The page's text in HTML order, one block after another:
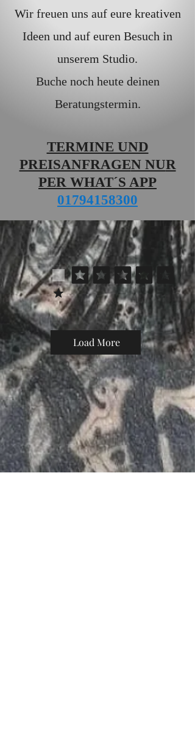
Wir freuen uns auf eure kreativen
Ideen und auf euren Besuch in
unserem Studio.
Buche noch heute deinen
Beratungstermin.
TERMINE UND
PREISANFRAGEN NUR
PER WHAT´S APP
01794158300
Load More